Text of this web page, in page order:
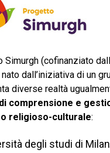
Simurgh (cofinanziato
dall’iniziativa di un
diverse realtà
di comprensione e
religioso-culturale:
degli studi di